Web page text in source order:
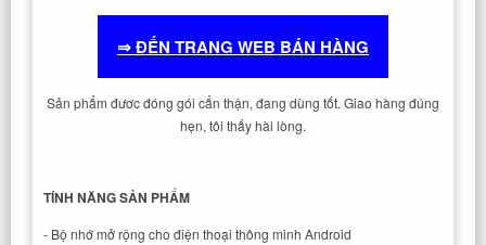
⇒ ĐẾN TRANG WEB BÁN HÀNG
Sản phẩm đươc đóng gói cẩn thận, đang dùng tốt. Giao hàng đúng
hẹn, tôi thấy hài lòng.
TÍNH NĂNG SẢN PHẨM
- Bộ nhớ mở rộng cho điện thoại thông minh Android